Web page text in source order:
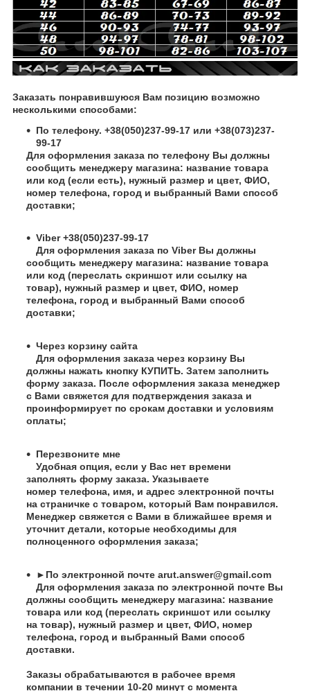
Заказать понравившуюся Вам позицию возможно
несколькими способами:
По телефону. +38(050)237-99-17 или +38(073)237-
99-17
Для оформления заказа по телефону Вы должны
сообщить менеджеру магазина: название товара
или код (если есть), нужный размер и цвет, ФИО,
номер телефона, город и выбранный Вами способ
доставки;
Viber +38(050)237-99-17
Для оформления заказа по Viber Вы должны
сообщить менеджеру магазина: название товара
или код (переслать скриншот или ссылку на
товар), нужный размер и цвет, ФИО, номер
телефона, город и выбранный Вами способ
доставки;
Через корзину сайта
Для оформления заказа через корзину Вы
должны нажать кнопку КУПИТЬ. Затем заполнить
форму заказа. После оформления заказа менеджер
с Вами свяжется для подтверждения заказа и
проинформирует по срокам доставки и условиям
оплаты;
Перезвоните мне
Удобная опция, если у Вас нет времени
заполнять форму заказа. Указываете
номер телефона, имя, и адрес электронной почты
на страничке с товаром, который Вам понравился.
Менеджер свяжется с Вами в ближайшее время и
уточнит детали, которые необходимы для
полноценного оформления заказа;
►По электронной почте arut.answer@gmail.com
Для оформления заказа по электронной почте Вы
должны сообщить менеджеру магазина: название
товара или код (переслать скриншот или ссылку
на товар), нужный размер и цвет, ФИО, номер
телефона, город и выбранный Вами способ
доставки.
Заказы обрабатываются в рабочее время
компании в течении 10-20 минут с момента